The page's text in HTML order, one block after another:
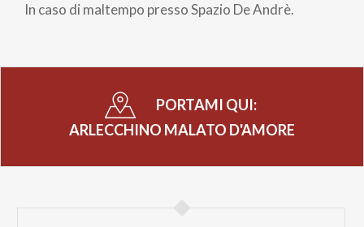
In caso di maltempo presso Spazio De Andrè.
PORTAMI QUI:
ARLECCHINO MALATO D'AMORE